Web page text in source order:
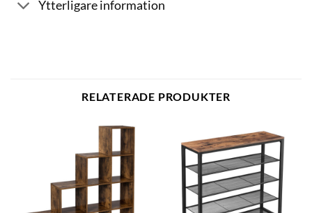
Ytterligare information
RELATERADE PRODUKTER